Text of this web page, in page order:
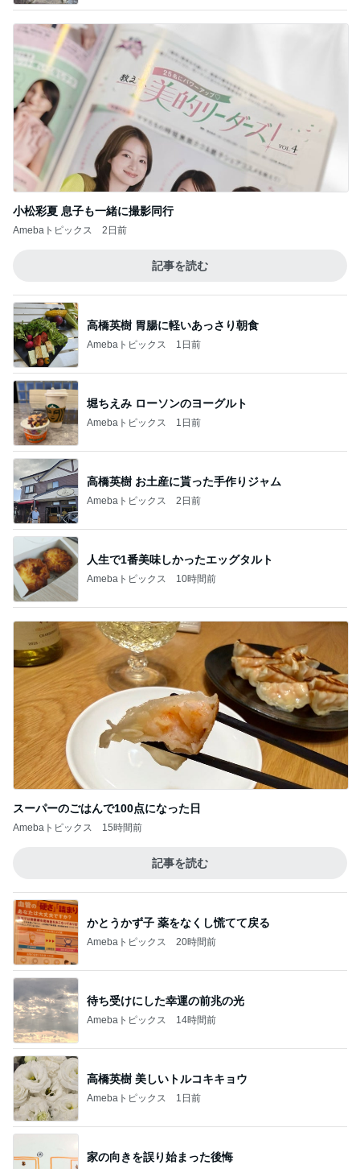
小松彩夏 息子も一緒に撮影同行
Amebaトピックス 2日前
記事を読む
高橋英樹 胃腸に軽いあっさり朝食
Amebaトピックス 1日前
堀ちえみ ローソンのヨーグルト
Amebaトピックス 1日前
高橋英樹 お土産に貰った手作りジャム
Amebaトピックス 2日前
人生で1番美味しかったエッグタルト
Amebaトピックス 10時間前
スーパーのごはんで100点になった日
Amebaトピックス 15時間前
記事を読む
かとうかず子 薬をなくし慌てて戻る
Amebaトピックス 20時間前
待ち受けにした幸運の前兆の光
Amebaトピックス 14時間前
高橋英樹 美しいトルコキキョウ
Amebaトピックス 1日前
家の向きを誤り始まった後悔